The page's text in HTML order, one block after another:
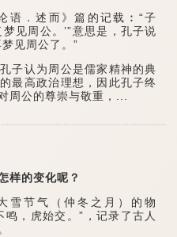
．述而》篇的记载︰“子
见周公。’”意思是，孔子说
见周公了。”
认为周公是儒家精神的典
最高政治理想，因此孔子终
周公的尊崇与敬重，...
的变化呢？
节气（仲冬之月）的物
，虎始交。”，记录了古人